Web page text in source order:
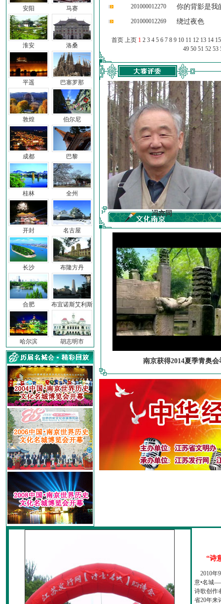
安阳
淮安
平遥
敦煌
成都
桂林
开封
长沙
合肥
哈尔滨
马赛
洛桑
巴塞罗那
伯尔尼
巴黎
全州
名古屋
布隆方丹
布宜诺斯艾利斯
胡志明市
201000012270 你的背影是我
201000012269 绕过夜色
首页 上页 1 2 3 4 5 6 7 8 9 10 11 12 13 14 15
49 50 51 52 53
车前子 冯亦同
南京获得2014夏季青奥会
“诗
2010年
意•名城
诗歌创作
省20年来